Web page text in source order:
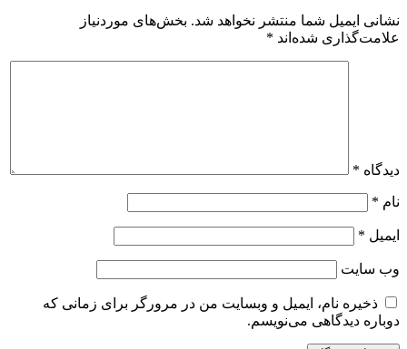
نشانی ایمیل شما منتشر نخواهد شد. بخش‌های موردنیاز
علامت‌گذاری شده‌اند *
دیدگاه *
نام *
ایمیل *
وب‌ سایت
ذخیره نام، ایمیل و وبسایت من در مرورگر برای زمانی که
دوباره دیدگاهی می‌نویسم.